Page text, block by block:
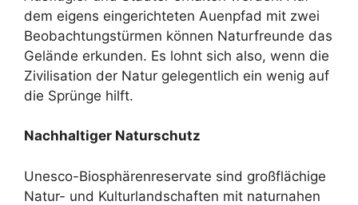
dem eigens eingerichteten Auenpfad mit zwei
Beobachtungstürmen können Naturfreunde das
Gelände erkunden. Es lohnt sich also, wenn die
Zivilisation der Natur gelegentlich ein wenig auf
die Sprünge hilft.
Nachhaltiger Naturschutz
Unesco-Biosphärenreservate sind großflächige
Natur- und Kulturlandschaften mit naturnahen